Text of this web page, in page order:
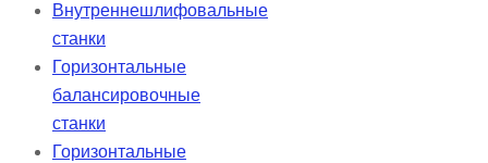
Внутреннешлифовальные
станки
Горизонтальные
балансировочные
станки
Горизонтальные